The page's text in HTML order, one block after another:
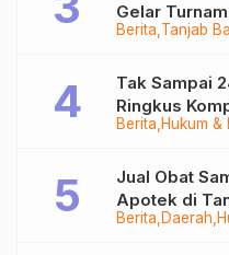
Berita Tanjab
Gelar
Juta
Berita Hukum &
Tak Sampai
Ringkus
Tungkal
Berita Daerah
Jual Obat
Apotek di